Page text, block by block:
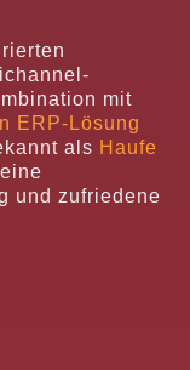
mit
ERP-Lösung
als Haufe
und zufriedene